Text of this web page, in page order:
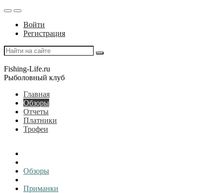
Войти
Регистрация
Fishing-Life.ru
Рыболовный клуб
Главная
Обзоры
Отчеты
Платники
Трофеи
Обзоры
Приманки